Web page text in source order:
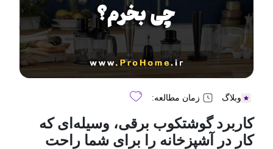
وبلاگ زمان مطالعه:
کاربرد گوشتکوب برقی، وسیله‌ای که
کار در آشپزخانه را برای شما راحت